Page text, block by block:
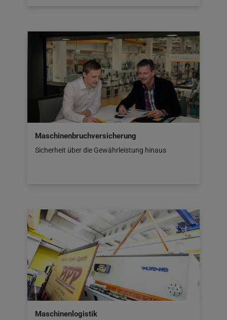
Maschinenbruchversicherung
Sicherheit über die Gewährleistung hinaus
Maschinenlogistik